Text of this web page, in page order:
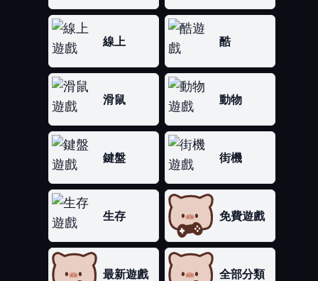
線上 酷
滑鼠 動物
鍵盤 街機
生存 免費遊戲
最新遊戲 全部分類